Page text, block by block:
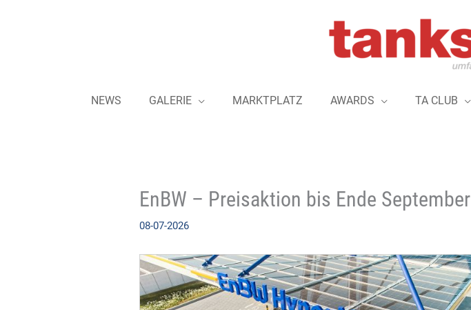
NEWS GALERIE MARKTPLATZ AWARDS TA CLUB
EnBW – Preisaktion bis Ende September
08-07-2026